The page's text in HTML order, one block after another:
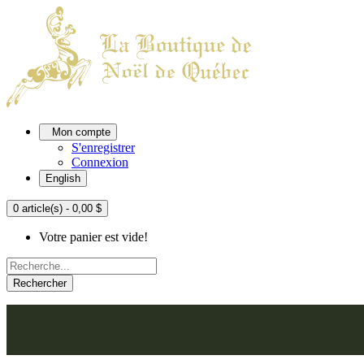
Mon compte
S'enregistrer
Connexion
English
0 article(s) - 0,00 $
Votre panier est vide!
Rechercher